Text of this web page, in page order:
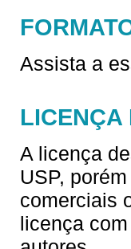
Assista a
LICENÇA
A licença
USP,
comerciais
licença